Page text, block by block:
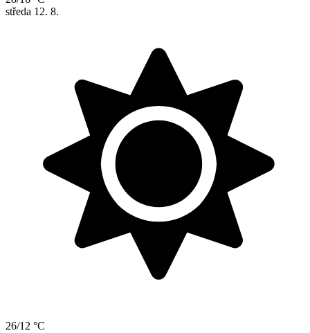
středa 12. 8.
26/12 °C